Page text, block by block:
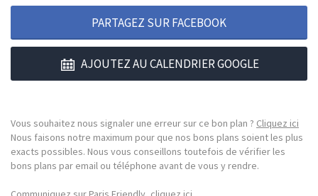
PARTAGEZ SUR FACEBOOK
AJOUTEZ AU CALENDRIER GOOGLE
Vous souhaitez nous signaler une erreur sur ce bon plan ? Cliquez ici
Nous faisons notre maximum pour que nos bons plans soient les plus
exacts possibles. Nous vous conseillons toutefois de vérifier les
bons plans par email ou téléphone avant de vous y rendre.